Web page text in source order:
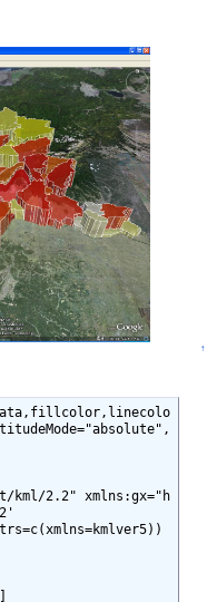
↑
kml/2.2" xmlns:gx="h